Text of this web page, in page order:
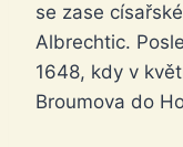
se zase
Albrechtic.
1648, kdy v
Broumova do